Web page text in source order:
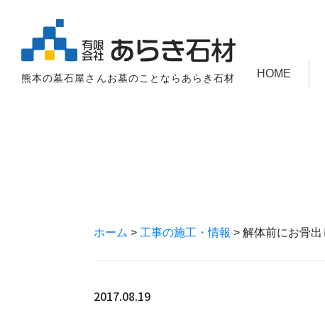
熊本の墓石屋さんお墓のことならあらき石材 HOME
ホーム > 工事の施工・情報 > 解体前にお骨出
2017.08.19